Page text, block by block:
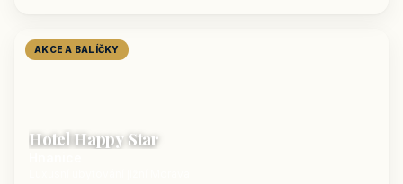
AKCE A BALÍČKY
Hotel Happy Star